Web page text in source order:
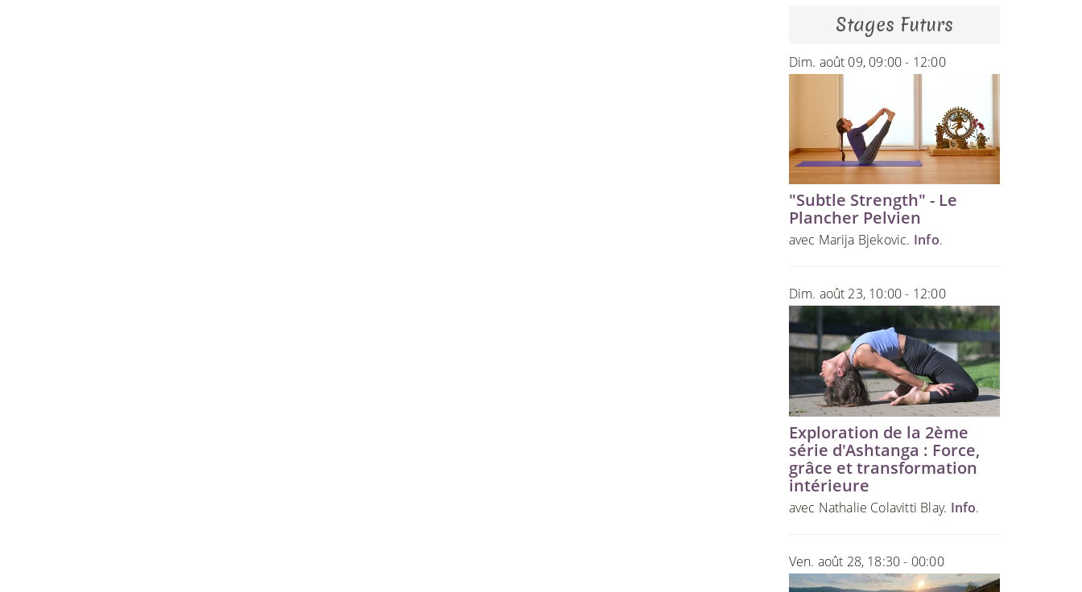
Stages Futurs
Dim. août 09, 09:00 - 12:00
"Subtle Strength" - Le
Plancher Pelvien
avec Marija Bjekovic. Info.
Dim. août 23, 10:00 - 12:00
Exploration de la 2ème
série d'Ashtanga : Force,
grâce et transformation
intérieure
avec Nathalie Colavitti Blay. Info.
Ven. août 28, 18:30 - 00:00